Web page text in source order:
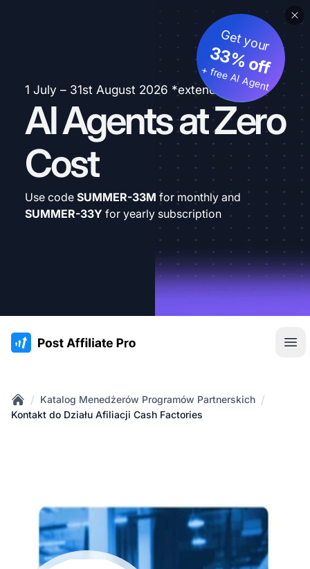
1 July – 31st August 2026 *extended
AI Agents at Zero
Cost
Get your
33% off
+ free AI Agent
Use code SUMMER-33M for monthly and
SUMMER-33Y for yearly subscription
:site.title
Home
/ Katalog Menedżerów Programów Partnerskich /
Kontakt do Działu Afiliacji Cash Factories